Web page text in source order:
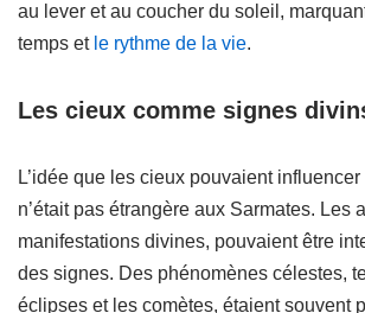
au lever et au coucher du soleil,
temps et le rythme de la vie.
Les cieux comme signes
L’idée que les cieux pouvaient
n’était pas étrangère aux Sarmates. Les
manifestations divines, pouvaient être
des signes. Des phénomènes célestes,
éclipses et les comètes, étaient souvent